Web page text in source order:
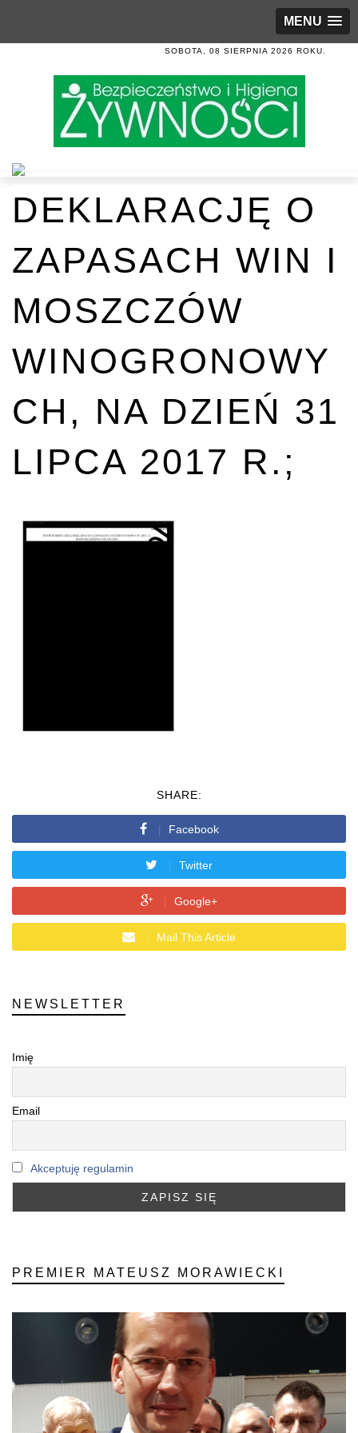
MENU
SOBOTA, 08 SIERPNIA 2026 ROKU.
DEKLARACJĘ O
ZAPASACH WIN I
MOSZCZÓW
WINOGRONOWY
CH, NA DZIEŃ 31
LIPCA 2017 R.;
SHARE:
Facebook
Twitter
Google+
Mail This Article
NEWSLETTER
Imię
Email
Akceptuję regulamin
PREMIER MATEUSZ MORAWIECKI